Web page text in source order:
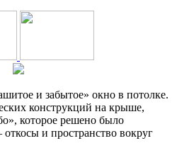
и забытое» окно в потолке.
конструкций на крыше,
которое решено было
и пространство вокруг